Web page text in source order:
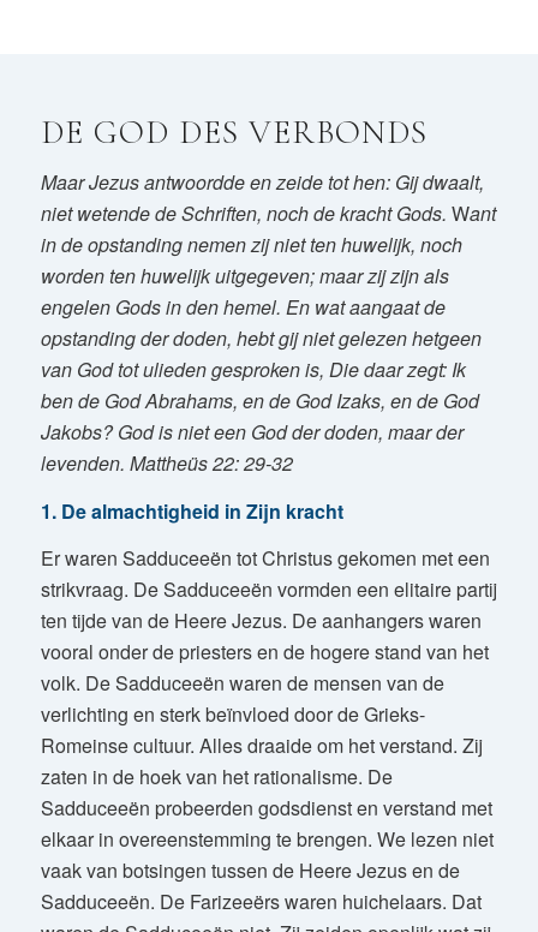
DE GOD DES VERBONDS
Maar Jezus antwoordde en zeide tot hen: Gij dwaalt,
niet wetende de Schriften, noch de kracht Gods. Want
in de opstanding nemen zij niet ten huwelijk, noch
worden ten huwelijk uitgegeven; maar zij zijn als
engelen Gods in den hemel. En wat aangaat de
opstanding der doden, hebt gij niet gelezen hetgeen
van God tot ulieden gesproken is, Die daar zegt:Ik
ben de God Abrahams, en de God Izaks, en de God
Jakobs? God is niet een God der doden, maar der
levenden. Mattheüs 22: 29-32
1. De almachtigheid in Zijn kracht
Er waren Sadduceeën tot Christus gekomen met een
strikvraag. De Sadduceeën vormden een elitaire partij
ten tijde van de Heere Jezus. De aanhangers waren
vooral onder de priesters en de hogere stand van het
volk. De Sadduceeën waren de mensen van de
verlichting en sterk beïnvloed door de Grieks-
Romeinse cultuur. Alles draaide om het verstand. Zij
zaten in de hoek van het rationalisme. De
Sadduceeën probeerden godsdienst en verstand met
elkaar in overeenstemming te brengen. We lezen niet
vaak van botsingen tussen de Heere Jezus en de
Sadduceeën. De Farizeeërs waren huichelaars. Dat